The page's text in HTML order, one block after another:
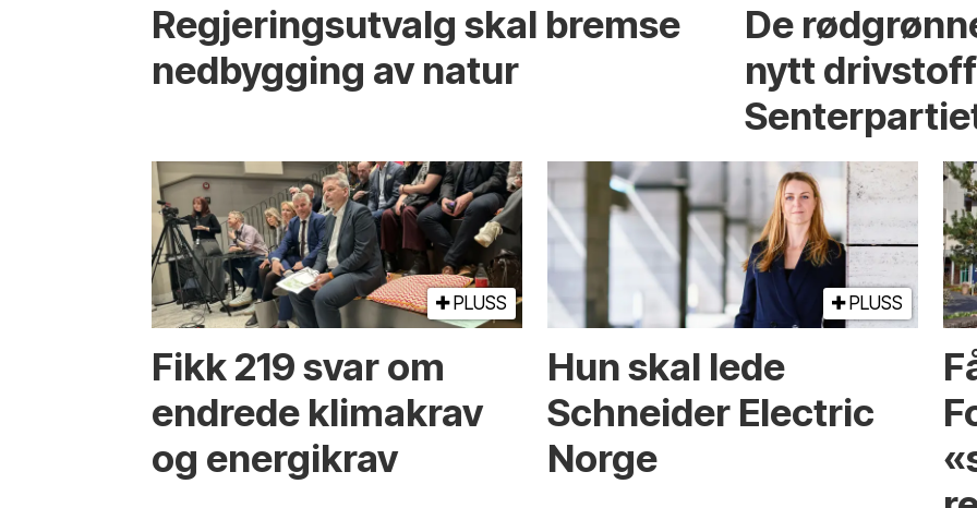
Regjerings­utvalg skal bremse
ned­bygging av natur
De
nytt
PLUSS
Fikk 219 svar om
endrede klimakrav
og energikrav
PLUSS
Hun skal lede
Schneider Electric
Norge